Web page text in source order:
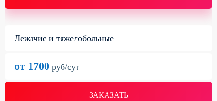
Лежачие и тяжелобольные
ЗАКАЗАТЬ
от 1700 руб/сут